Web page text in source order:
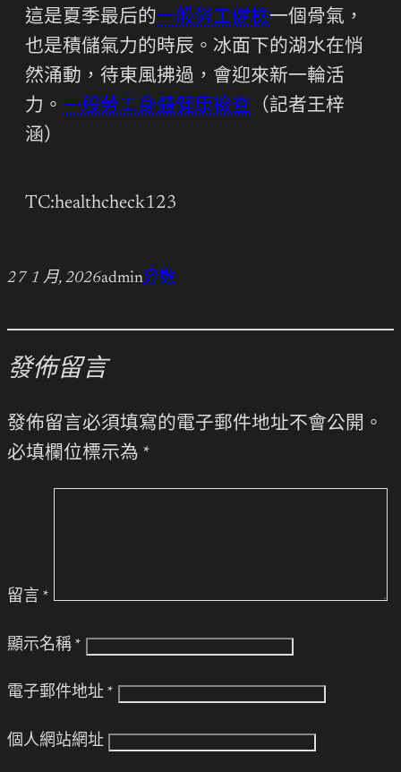
這是夏季最后的一般勞工健檢一個骨氣，
也是積儲氣力的時辰。冰面下的湖水在悄
然涌動，待東風拂過，會迎來新一輪活
力。 一般勞工身體健康檢查 （記者王梓
涵）
TC:healthcheck123
27 1 月, 2026admin分數
發佈留言
發佈留言必須填寫的電子郵件地址不會公開。
必填欄位標示為 *
留言 *
顯示名稱 *
電子郵件地址 *
個人網站網址